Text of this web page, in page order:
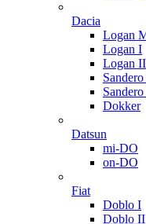
Dacia
Logan
Logan I
Logan II
Dokker
Datsun
mi-DO
on-DO
Fiat
Doblo I
Doblo II